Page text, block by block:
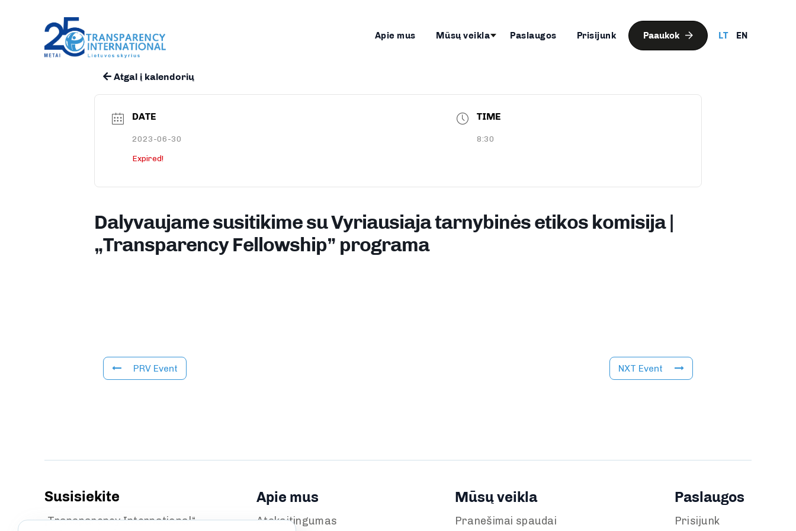
Apie mus Mūsų veikla Paslaugos Prisijunk Paaukok LT EN
Atgal į kalendorių
DATE
2023-06-30
Expired!
TIME
8:30
Dalyvaujame susitikime su Vyriausiaja tarnybinės etikos komisija |
„Transparency Fellowship” programa
PRV Event NXT Event
Susisiekite
„Transparency International“
Apie mus
Atskaitingumas
Mūsų veikla
Pranešimai spaudai
Paslaugos
Prisijunk